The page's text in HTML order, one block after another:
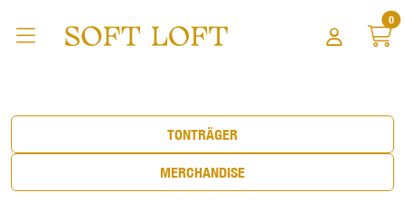
0
Home
Merchandise
TONTRÄGER
MERCHANDISE